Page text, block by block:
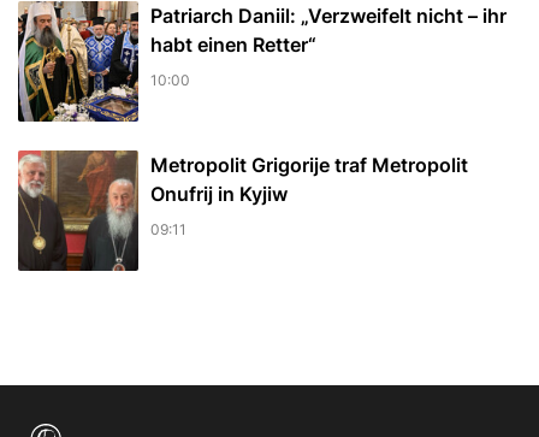
Patriarch Daniil: „Verzweifelt nicht – ihr
habt einen Retter“
10:00
Metropolit Grigorije traf Metropolit
Onufrij in Kyjiw
09:11